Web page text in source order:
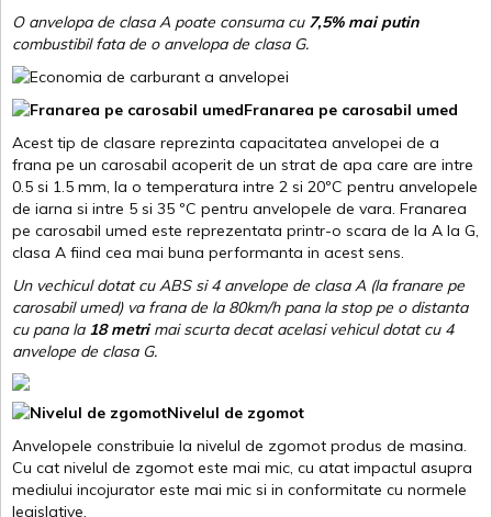
O anvelopa de clasa A poate consuma cu 7,5% mai putin
combustibil fata de o anvelopa de clasa G.
Franarea pe carosabil umed
Acest tip de clasare reprezinta capacitatea anvelopei de a
frana pe un carosabil acoperit de un strat de apa care are intre
0.5 si 1.5 mm, la o temperatura intre 2 si 20ºC pentru anvelopele
de iarna si intre 5 si 35 ºC pentru anvelopele de vara. Franarea
pe carosabil umed este reprezentata printr-o scara de la A la G,
clasa A fiind cea mai buna performanta in acest sens.
Un vechicul dotat cu ABS si 4 anvelope de clasa A (la franare pe
carosabil umed) va frana de la 80km/h pana la stop pe o distanta
cu pana la 18 metrimai scurta decat acelasi vehicul dotat cu 4
anvelope de clasa G.
Nivelul de zgomot
Anvelopele constribuie la nivelul de zgomot produs de masina.
Cu cat nivelul de zgomot este mai mic, cu atat impactul asupra
mediului incojurator este mai mic si in conformitate cu normele
legislative.